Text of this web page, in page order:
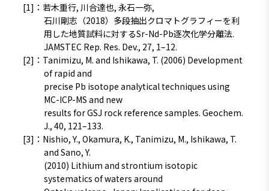
[1]：若木重行, 川合達也, 永石一弥,
石川剛志（2018）多段抽出クロマトグラフィーを利
用した地質試料に対するSr-Nd-Pb逐次化学分離法.
JAMSTEC Rep. Res. Dev., 27, 1–12.
[2]：Tanimizu, M. and Ishikawa, T. (2006) Development
of rapid and
precise Pb isotope analytical techniques using
MC-ICP-MS and new
results for GSJ rock reference samples. Geochem.
J., 40, 121–133.
[3]：Nishio, Y., Okamura, K., Tanimizu, M., Ishikawa, T.
and Sano, Y.
(2010) Lithium and strontium isotopic
systematics of waters around